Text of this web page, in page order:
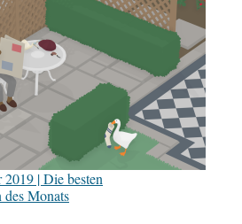
| Die besten
Monats